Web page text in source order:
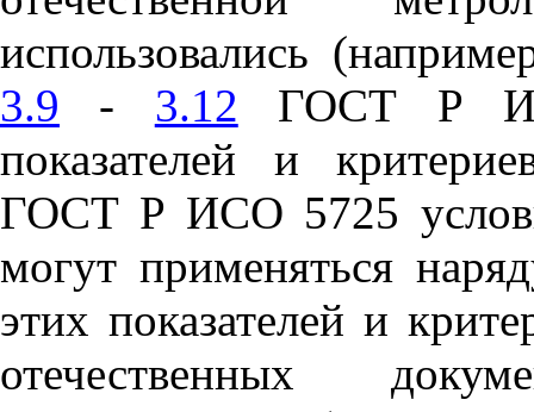
использовались
3.9 - 3.12 ГОСТ Р
показателей и
ГОСТ Р ИСО 5725
могут применяться
этих показателей и
отечественных